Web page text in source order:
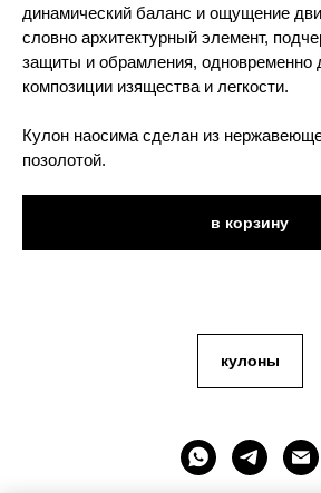
динамический баланс и ощущение
словно архитектурный элемент,
защиты и обрамления, одновременно
композиции изящества и легкости.
Кулон наосима сделан из
позолотой.
в корзину
кулоны